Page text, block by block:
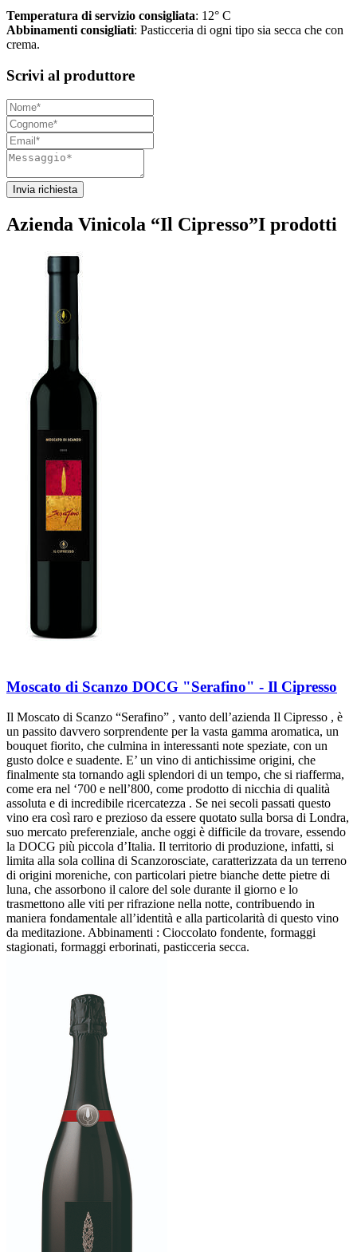
Temperatura di servizio consigliata: 12° C
Abbinamenti consigliati: Pasticceria di ogni tipo sia secca che con
crema.
Scrivi al produttore
Invia richiesta
Azienda Vinicola “Il Cipresso”I prodotti
Moscato di Scanzo DOCG "Serafino" - Il Cipresso
Il Moscato di Scanzo “Serafino” , vanto dell’azienda Il Cipresso , è
un passito davvero sorprendente per la vasta gamma aromatica, un
bouquet fiorito, che culmina in interessanti note speziate, con un
gusto dolce e suadente. E’ un vino di antichissime origini, che
finalmente sta tornando agli splendori di un tempo, che si riafferma,
come era nel ‘700 e nell’800, come prodotto di nicchia di qualità
assoluta e di incredibile ricercatezza . Se nei secoli passati questo
vino era così raro e prezioso da essere quotato sulla borsa di Londra,
suo mercato preferenziale, anche oggi è difficile da trovare, essendo
la DOCG più piccola d’Italia. Il territorio di produzione, infatti, si
limita alla sola collina di Scanzorosciate, caratterizzata da un terreno
di origini moreniche, con particolari pietre bianche dette pietre di
luna, che assorbono il calore del sole durante il giorno e lo
trasmettono alle viti per rifrazione nella notte, contribuendo in
maniera fondamentale all’identità e alla particolarità di questo vino
da meditazione. Abbinamenti : Cioccolato fondente, formaggi
stagionati, formaggi erborinati, pasticceria secca.